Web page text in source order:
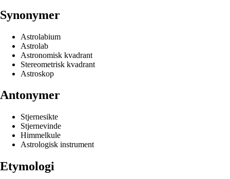
Synonymer
Astrolabium
Astrolab
Astronomisk kvadrant
Stereometrisk kvadrant
Astroskop
Antonymer
Stjernesikte
Stjernevinde
Himmelkule
Astrologisk instrument
Etymologi